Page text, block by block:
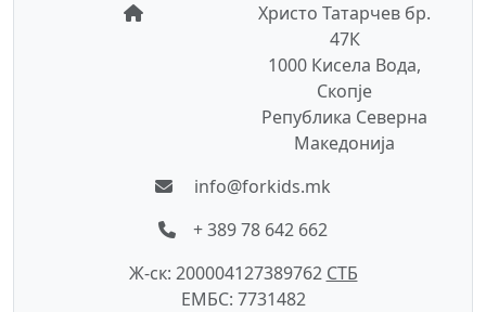
Христо Татарчев бр.
47К
1000 Кисела Вода,
Скопје
Република Северна
Македонија
info@forkids.mk
+ 389 78 642 662
Ж-ск: 200004127389762 СTБ
ЕМБС: 7731482